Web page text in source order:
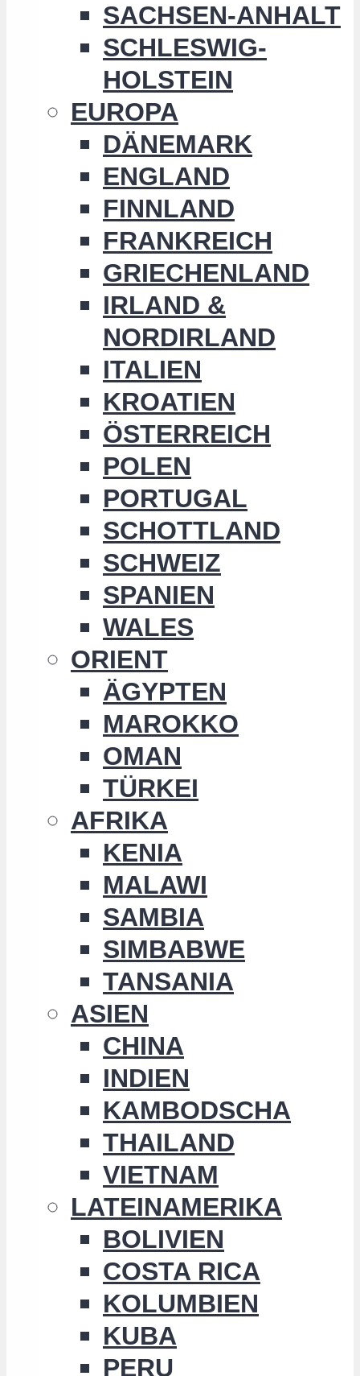
SACHSEN-ANHALT
SCHLESWIG-
HOLSTEIN
EUROPA
DÄNEMARK
ENGLAND
FINNLAND
FRANKREICH
GRIECHENLAND
IRLAND &
NORDIRLAND
ITALIEN
KROATIEN
ÖSTERREICH
POLEN
PORTUGAL
SCHOTTLAND
SCHWEIZ
SPANIEN
WALES
ORIENT
ÄGYPTEN
MAROKKO
OMAN
TÜRKEI
AFRIKA
KENIA
MALAWI
SAMBIA
SIMBABWE
TANSANIA
ASIEN
CHINA
INDIEN
KAMBODSCHA
THAILAND
VIETNAM
LATEINAMERIKA
BOLIVIEN
COSTA RICA
KOLUMBIEN
KUBA
PERU